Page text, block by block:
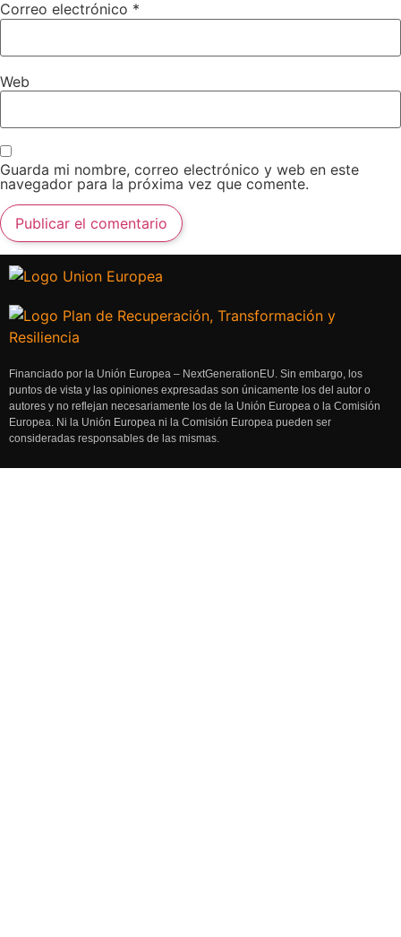
Correo electrónico *
Web
Guarda mi nombre, correo electrónico y web en este
navegador para la próxima vez que comente.
Financiado por la Unión Europea – NextGenerationEU. Sin embargo, los
puntos de vista y las opiniones expresadas son únicamente los del autor o
autores y no reflejan necesariamente los de la Unión Europea o la Comisión
Europea. Ni la Unión Europea ni la Comisión Europea pueden ser
consideradas responsables de las mismas.